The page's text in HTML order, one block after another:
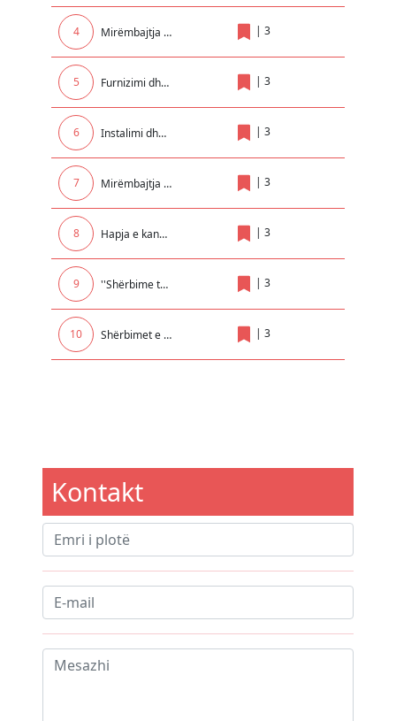
4 Mirëmbajtja e paisjeve kunder zjarrit në Objektin e Komunës dhe Insitucioneve tjera Komunale.. | 3
5 Furnizimi dhe vendosja e kontejnerëve nëntokësor në qytetin e Prizrenit | 3
6 Instalimi dhe mirëmbajtja e elektrikës në Institucionet Arsimore | 3
7 Mirëmbajtja dhe servisimi i sistemit te ngrohjes qendrore për GJ.TH. Mitrovicë me degët e saj në Rexhionin e Mitrovices ! | 3
8 Hapja e kanaleve per kullimin e tokave bujqesore ne fshatrat Komogllave, Pojate dhe Surqine | 3
9 ''Shërbime të ndryshme për seminare kongrese trajnime dhe udhëtime brenda dhe jashtë vendit për nevojat e UP-së '' | 3
10 Shërbimet e transportit të automjeteve, pajisjeve, mallrave dhe makinerisë së sekuestruar dhe të Konfiskua | 3
Kontakt